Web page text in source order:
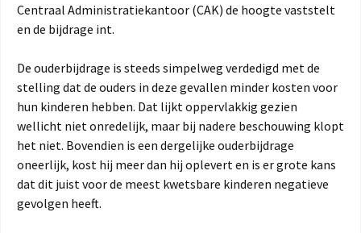
Centraal Administratiekantoor (CAK) de hoogte vaststelt
en de bijdrage int.
De ouderbijdrage is steeds simpelweg verdedigd met de
stelling dat de ouders in deze gevallen minder kosten voor
hun kinderen hebben. Dat lijkt oppervlakkig gezien
wellicht niet onredelijk, maar bij nadere beschouwing klopt
het niet. Bovendien is een dergelijke ouderbijdrage
oneerlijk, kost hij meer dan hij oplevert en is er grote kans
dat dit juist voor de meest kwetsbare kinderen negatieve
gevolgen heeft.